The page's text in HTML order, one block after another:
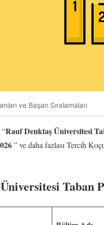
ve Başarı Sıralamaları
Rauf Denktaş Üniversitesi
” ve daha fazlası Tercih
Taban